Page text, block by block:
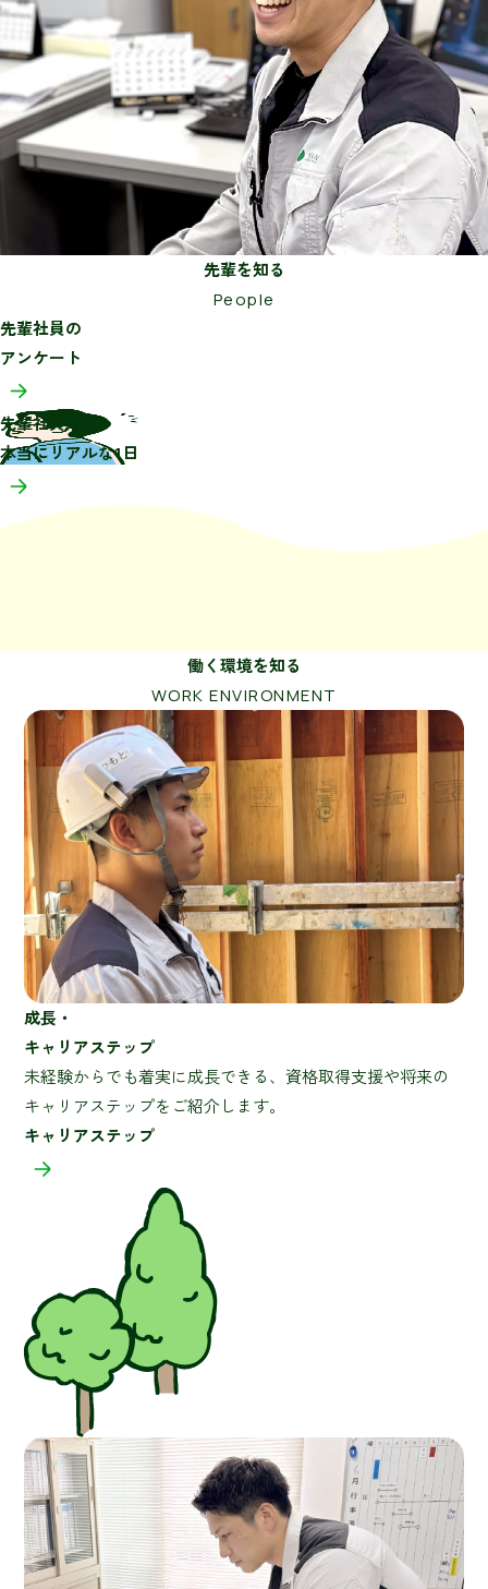
先輩を知る
People
先輩社員の
アンケート
先輩社員の
本当にリアルな1日
働く環境を知る
WORK ENVIRONMENT
成長・
キャリアステップ
未経験からでも着実に成長できる、資格取得支援や将来の
キャリアステップをご紹介します。
キャリアステップ